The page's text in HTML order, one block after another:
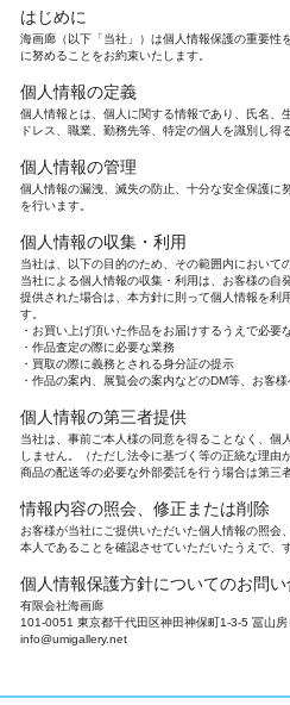
はじめに
海画廊（以下「当社」）は個人情報保護の重要性
に努めることをお約束いたします。
個人情報の定義
個人情報とは、個人に関する情報であり、氏名、
ドレス、職業、勤務先等、特定の個人を識別し得
個人情報の管理
個人情報の漏洩、滅失の防止、十分な安全保護に
を行います。
個人情報の収集・利用
当社は、以下の目的のため、その範囲内において
当社による個人情報の収集・利用は、お客様の自
提供された場合は、本方針に則って個人情報を利
す。
お買い上げ頂いた作品をお届けするうえで必要
作品査定の際に必要な業務
買取の際に義務とされる身分証の提示
作品の案内、展覧会の案内などのDM等、お客
個人情報の第三者提供
当社は、事前ご本人様の同意を得ることなく、個
しません。（ただし法令に基づく等の正統な理由
商品の配送等の必要な外部委託を行う場合は第三
情報内容の照会、修正または削除
お客様が当社にご提供いただいた個人情報の照会
本人であることを確認させていただいたうえで、
個人情報保護方針についてのお問
有限会社海画廊
101-0051 東京都千代田区神田神保町1-3-5 冨山
info@umigallery.net